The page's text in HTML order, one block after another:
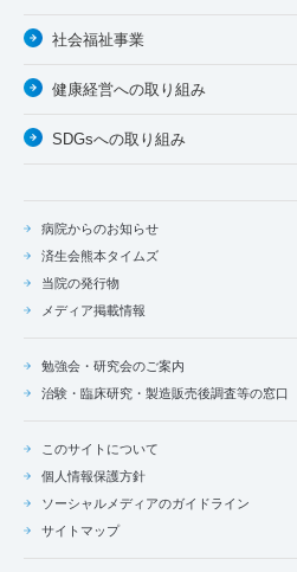
病院からのお知らせ
済生会熊本タイムズ
当院の発行物
メディア掲載情報
勉強会・研究会のご案内
治験・臨床研究・製造販売後調査等の窓口
このサイトについて
個人情報保護方針
ソーシャルメディアのガイドライン
サイトマップ
社会福祉事業
健康経営への取り組み
SDGsへの取り組み